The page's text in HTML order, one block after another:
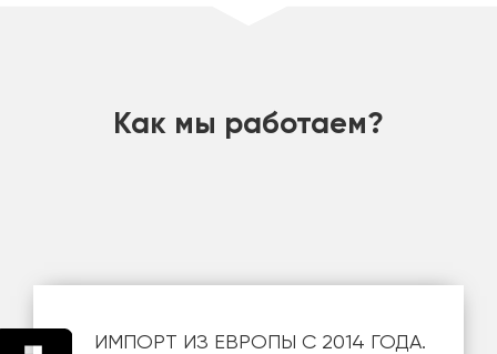
Как мы работаем?
ИМПОРТ ИЗ ЕВРОПЫ С 2014 ГОДА.